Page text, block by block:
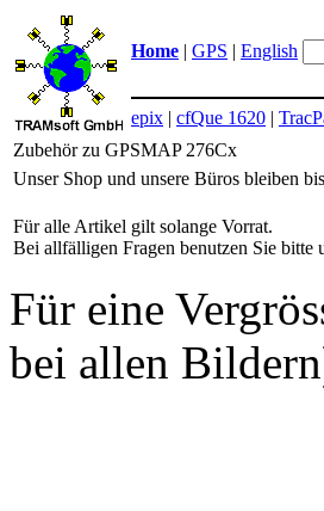
Home | GPS | English
epix | cfQue 1620 |
Zubehör zu GPSMAP 276Cx
Unser Shop und unsere Büros bleiben
Für alle Artikel gilt solange Vorrat.
Bei allfälligen Fragen benutzen Sie bitte
Für eine
bei allen